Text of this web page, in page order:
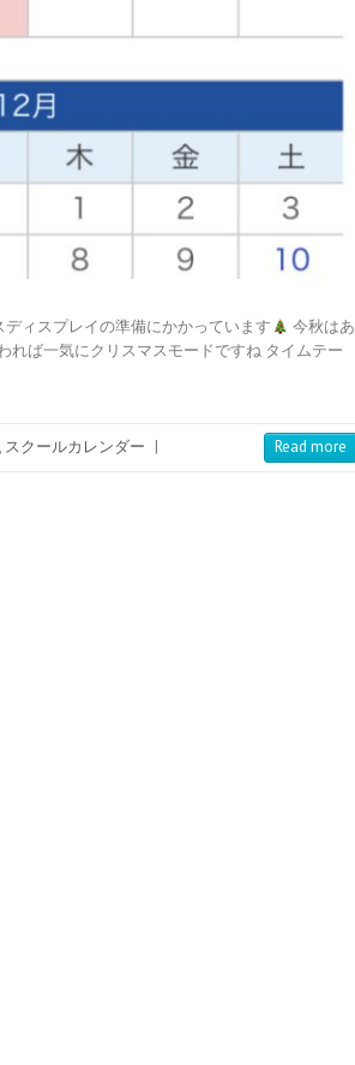
ィスプレイの準備にかかっています
今秋はあ
れば一気にクリスマスモードですね タイムテー
, スクールカレンダー | Read more